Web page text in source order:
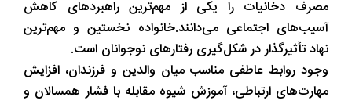
مصرف دخانیات را یکی از مهم‌ترین راهبردهای کاهش
آسیب‌های اجتماعی می‌دانند.خانواده نخستین و مهم‌ترین
نهاد تأثیرگذار در شکل‌گیری رفتارهای نوجوانان است.
وجود روابط عاطفی مناسب میان والدین و فرزندان، افزایش
مهارت‌های ارتباطی، آموزش شیوه مقابله با فشار همسالان و